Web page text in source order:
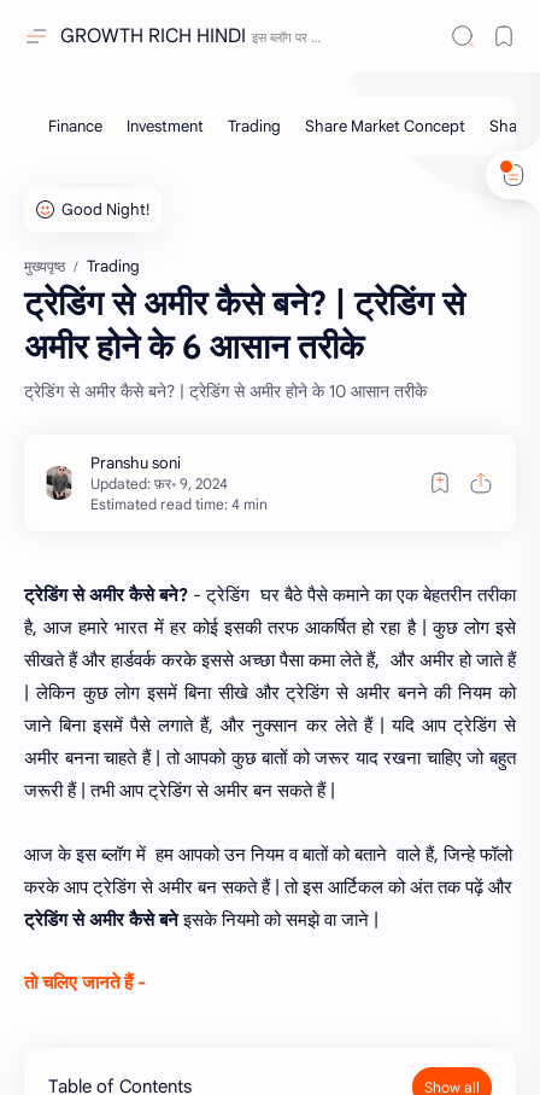
GROWTH RICH HINDI
मुख्यपृष्ठ Trading
ट्रेडिंग से अमीर कैसे बने? | ट्रेडिंग से
अमीर होने के 6 आसान तरीके
ट्रेडिंग से अमीर कैसे बने? | ट्रेडिंग से अमीर होने के 10 आसान तरीके
Estimated read time: 4 min
ट्रेडिंग से अमीर कैसे बने? - ट्रेडिंग घर बैठे पैसे कमाने का एक बेहतरीन तरीका
है, आज हमारे भारत में हर कोई इसकी तरफ आकर्षित हो रहा है | कुछ लोग इसे
सीखते हैं और हार्डवर्क करके इससे अच्छा पैसा कमा लेते हैं, और अमीर हो जाते हैं
| लेकिन कुछ लोग इसमें बिना सीखे और ट्रेडिंग से अमीर बनने की नियम को
जाने बिना इसमें पैसे लगाते हैं, और नुक्सान कर लेते हैं | यदि आप ट्रेडिंग से
अमीर बनना चाहते हैं | तो आपको कुछ बातों को जरूर याद रखना चाहिए जो बहुत
जरूरी हैं | तभी आप ट्रेडिंग से अमीर बन सकते हैं |
आज के इस ब्लॉग में हम आपको उन नियम व बातों को बताने वाले हैं, जिन्हे फॉलो
करके आप ट्रेडिंग से अमीर बन सकते हैं | तो इस आर्टिकल को अंत तक पढ़ें और
ट्रेडिंग से अमीर कैसे बनेइसके नियमो को समझे वा जाने |
तो चलिए जानते हैं -
Table of Contents